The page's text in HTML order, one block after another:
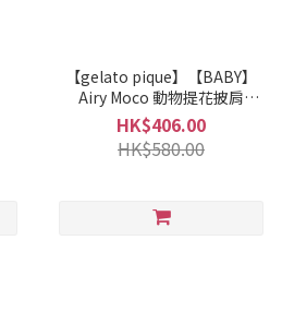
【gelato pique】【BABY】
Airy Moco 動物提花披肩
PBNT261444
HK$406.00
HK$580.00